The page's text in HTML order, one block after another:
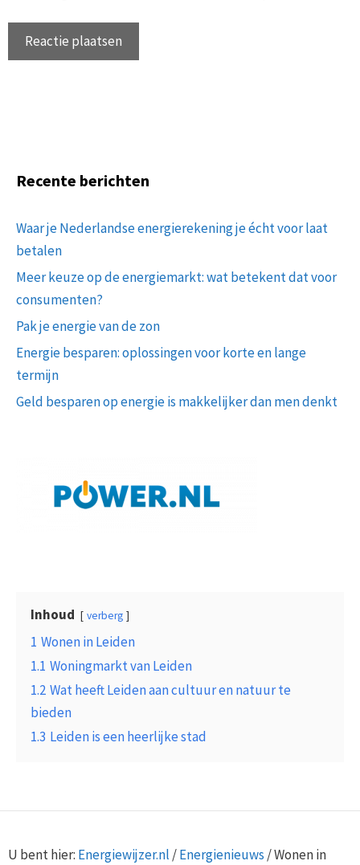
Recente berichten
Waar je Nederlandse energierekening je écht voor laat
betalen
Meer keuze op de energiemarkt: wat betekent dat voor
consumenten?
Pak je energie van de zon
Energie besparen: oplossingen voor korte en lange
termijn
Geld besparen op energie is makkelijker dan men denkt
Inhoud verberg
1 Wonen in Leiden
1.1 Woningmarkt van Leiden
1.2 Wat heeft Leiden aan cultuur en natuur te
bieden
1.3 Leiden is een heerlijke stad
U bent hier: Energiewijzer.nl /Energienieuws /Wonen in